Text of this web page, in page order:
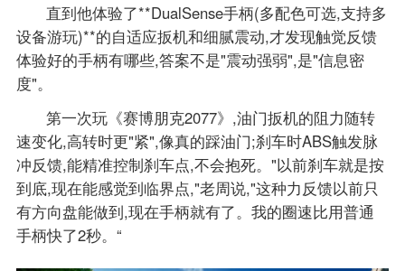
直到他体验了**DualSense手柄(多配色可选,支持多
设备游玩)**的自适应扳机和细腻震动,才发现触觉反馈
体验好的手柄有哪些,答案不是"震动强弱",是"信息密
度"。
第一次玩《赛博朋克2077》,油门扳机的阻力随转
速变化,高转时更"紧",像真的踩油门;刹车时ABS触发脉
冲反馈,能精准控制刹车点,不会抱死。"以前刹车就是按
到底,现在能感觉到临界点,"老周说,"这种力反馈以前只
有方向盘能做到,现在手柄就有了。我的圈速比用普通
手柄快了2秒。“